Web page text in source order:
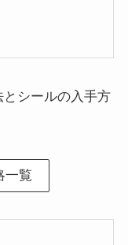
シールの入手方
一覧